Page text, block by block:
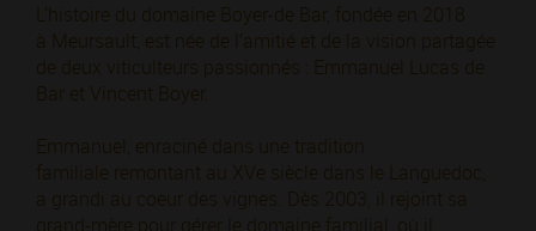
L’histoire du domaine Boyer-de Bar, fondée en 2018
à Meursault, est née de l’amitié et de la vision partagée
de deux viticulteurs passionnés : Emmanuel Lucas de
Bar et Vincent Boyer.
Emmanuel, enraciné dans une tradition
familiale remontant au XVe siècle dans le Languedoc,
a grandi au coeur des vignes. Dès 2003, il rejoint sa
grand-mère pour gérer le domaine familial, où il